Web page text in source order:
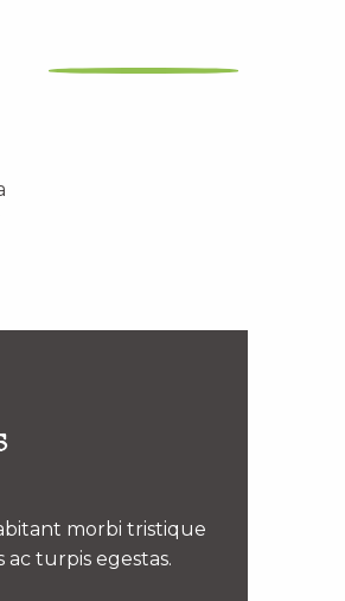
morbi tristique
turpis egestas.